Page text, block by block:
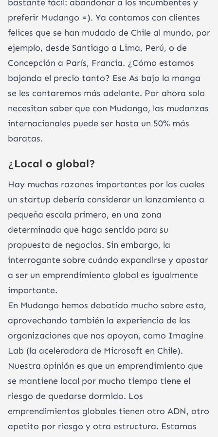
bastante fácil: abandonar a los incumbentes y
preferir Mudango =). Ya contamos con clientes
felices que se han mudado de Chile al mundo, por
ejemplo, desde Santiago a Lima, Perú, o de
Concepción a París, Francia. ¿Cómo estamos
bajando el precio tanto? Ese As bajo la manga
se les contaremos más adelante. Por ahora solo
necesitan saber que con Mudango, las mudanzas
internacionales puede ser hasta un 50% más
baratas.
¿Local o global?
Hay muchas razones importantes por las cuales
un startup debería considerar un lanzamiento a
pequeña escala primero, en una zona
determinada que haga sentido para su
propuesta de negocios. Sin embargo, la
interrogante sobre cuándo expandirse y apostar
a ser un emprendimiento global es igualmente
importante.
En Mudango hemos debatido mucho sobre esto,
aprovechando también la experiencia de las
organizaciones que nos apoyan, como Imagine
Lab (la aceleradora de Microsoft en Chile).
Nuestra opinión es que un emprendimiento que
se mantiene local por mucho tiempo tiene el
riesgo de quedarse dormido. Los
emprendimientos globales tienen otro ADN, otro
apetito por riesgo y otra estructura. Estamos